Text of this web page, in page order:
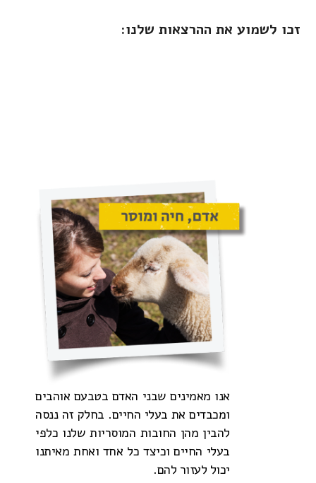
זכו לשמוע את ההרצאות שלנו:
אנו מאמינים שבני האדם בטבעם אוהבים
ומכבדים את בעלי החיים. בחלק זה ננסה
להבין מהן החובות המוסריות שלנו כלפי
בעלי החיים וכיצד כל אחד ואחת מאיתנו
יכול לעזור להם.